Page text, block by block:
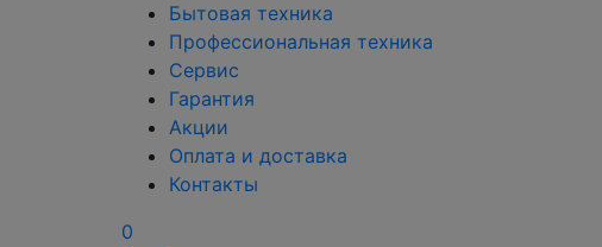
Бытовая техника
Профессиональная техника
Сервис
Гарантия
Акции
Оплата и доставка
Контакты
0